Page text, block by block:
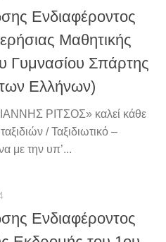
Ενδιαφέροντος
Μαθητικής
Γυμνασίου Σπάρτης
Ελλήνων)
ΡΙΤΣΟΣ» καλεί κάθε
/ Ταξιδιωτικό –
με την υπ’...
Ενδιαφέροντος